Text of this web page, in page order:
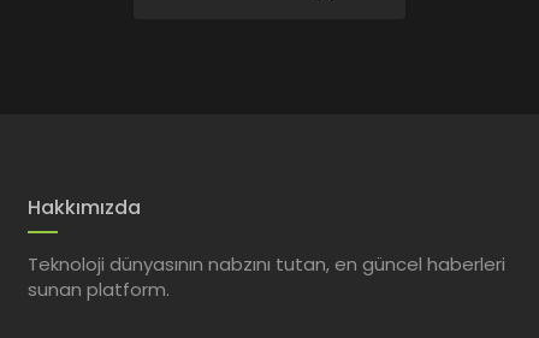
Hakkımızda
Teknoloji dünyasının nabzını tutan, en güncel haberleri
sunan platform.